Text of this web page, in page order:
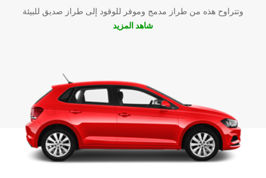
وتتراوح هذه من طراز مدمج وموفر للوقود إلى طراز صديق للبيئة
شاهد المزيد